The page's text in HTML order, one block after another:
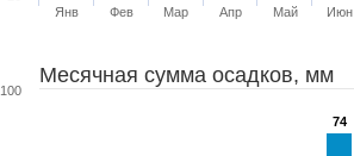
Янв Фев Мар Апр Май Июн
Месячная сумма осадков, мм
74
74
100